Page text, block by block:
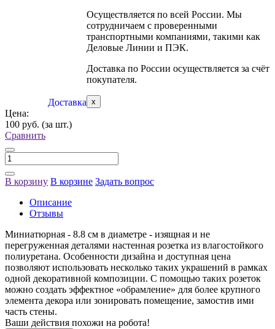
Доставка
Осуществляется по всей России. Мы
сотрудничаем с проверенными
транспортными компаниями, такими как
Деловые Линии и ПЭК.
Доставка по России осуществляется за счёт
покупателя.
x
Цена:
100 руб. (за шт.)
Сравнить
В корзину В корзине Задать вопрос
Описание
Отзывы
Миниатюрная - 8.8 см в диаметре - изящная и не
перегруженная деталями настенная розетка из влагостойкого
полиуретана. Особенности дизайна и доступная цена
позволяют использовать несколько таких украшений в рамках
одной декоративной композиции. С помощью таких розеток
можно создать эффектное «обрамление» для более крупного
элемента декора или зонировать помещение, замостив ими
часть стены.
Ваши действия похожи на робота!